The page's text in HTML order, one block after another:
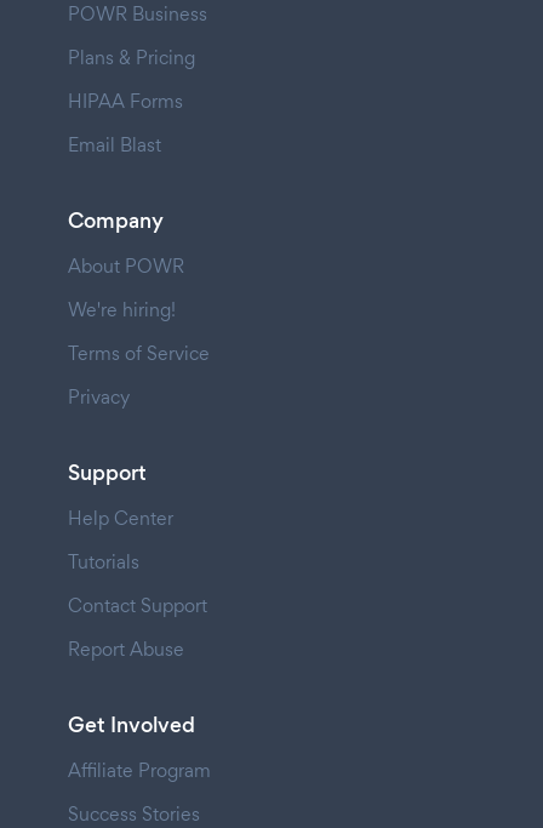
POWR Business
Plans & Pricing
HIPAA Forms
Email Blast
Company
About POWR
We're hiring!
Terms of Service
Privacy
Support
Help Center
Tutorials
Contact Support
Report Abuse
Get Involved
Affiliate Program
Success Stories